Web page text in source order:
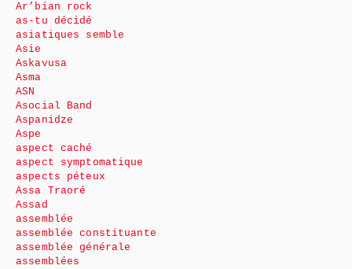
Ar’bian rock
as-tu décidé
asiatiques semble
Asie
Askavusa
Asma
ASN
Asocial Band
Aspanidze
Aspe
aspect caché
aspect symptomatique
aspects péteux
Assa Traoré
Assad
assemblée
assemblée constituante
assemblée générale
assemblées